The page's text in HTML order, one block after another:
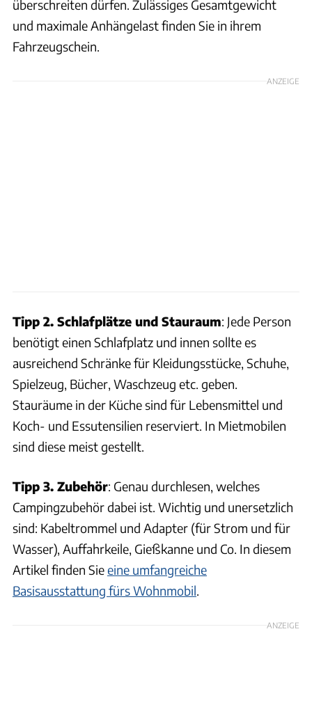
überschreiten dürfen. Zulässiges Gesamtgewicht
und maximale Anhängelast finden Sie in ihrem
Fahrzeugschein.
ANZEIGE
Tipp 2. Schlafplätze und Stauraum: Jede Person
benötigt einen Schlafplatz und innen sollte es
ausreichend Schränke für Kleidungsstücke, Schuhe,
Spielzeug, Bücher, Waschzeug etc. geben.
Stauräume in der Küche sind für Lebensmittel und
Koch- und Essutensilien reserviert. In Mietmobilen
sind diese meist gestellt.
Tipp 3. Zubehör: Genau durchlesen, welches
Campingzubehör dabei ist. Wichtig und unersetzlich
sind: Kabeltrommel und Adapter (für Strom und für
Wasser), Auffahrkeile, Gießkanne und Co. In diesem
Artikel finden Sieeine umfangreiche
Basisausstattung fürs Wohnmobil.
ANZEIGE